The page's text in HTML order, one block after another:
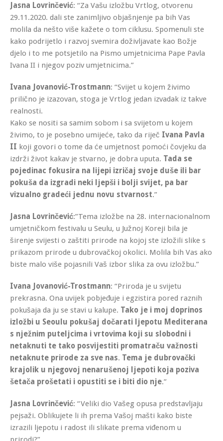
Jasna Lovrinčević: “Za Vašu izložbu Vrtlog, otvorenu
29.11.2020. dali ste zanimljivo objašnjenje pa bih Vas
molila da nešto više kažete o tom ciklusu. Spomenuli ste
kako podrijetlo i razvoj svemira doživljavate kao Božje
djelo i to me potsjetilo na Pismo umjetnicima Pape Pavla
Ivana II i njegov poziv umjetnicima.”
Ivana Jovanović-Trostmann: “Svijet u kojem živimo
prilično je izazovan, stoga je Vrtlog jedan izvadak iz takve
realnosti.
Kako se nositi sa samim sobom i sa svijetom u kojem
živimo, to je posebno umijeće, tako da riječ Ivana Pavla
II koji govori o tome da će umjetnost pomoći čovjeku da
izdrži život kakav je stvarno, je dobra uputa. Tada se
pojedinac fokusira na lijepi izričaj svoje duše ili bar
pokuša da izgradi neki ljepši i bolji svijet, pa bar
vizualno gradeći jednu novu stvarnost.”
Jasna Lovrinčević:”Tema izložbe na 28. internacionalnom
umjetničkom festivalu u Seulu, u Južnoj Koreji bila je
širenje svijesti o zaštiti prirode na kojoj ste izložili slike s
prikazom prirode u dubrovačkoj okolici. Molila bih Vas ako
biste malo više pojasnili Vaš izbor slika za ovu izložbu.”
Ivana Jovanović-Trostmann: “Priroda je u svijetu
prekrasna. Ona uvijek pobjeđuje i egzistira pored raznih
pokušaja da ju se stavi u kalupe. Tako je i moj doprinos
izložbi u Seoulu pokušaj dočarati ljepotu Mediterana
s nježnim puteljcima i vrtovima koji su slobodni i
netaknuti te tako posvijestiti promatraču važnosti
netaknute prirode za sve nas. Tema je dubrovački
krajolik u njegovoj nenarušenoj ljepoti koja poziva
šetača prošetati i opustiti se i biti dio nje.”
Jasna Lovrinčević: “Veliki dio Vašeg opusa predstavljaju
pejsaži. Oblikujete li ih prema Vašoj mašti kako biste
izrazili ljepotu i radost ili slikate prema viđenom u